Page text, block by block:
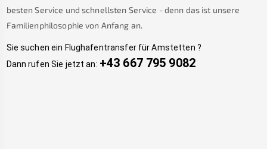
besten Service und schnellsten Service - denn das ist unsere
Familienphilosophie von Anfang an.
Sie suchen ein Flughafentransfer für Amstetten ?
Dann rufen Sie jetzt an: +43 667 795 9082